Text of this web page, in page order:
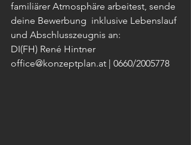
familiärer Atmosphäre arbeitest, sende
deine Bewerbung  inklusive Lebenslauf
und Abschlusszeugnis an:
DI(FH) René Hintner
office@konzeptplan.at | 0660/2005778